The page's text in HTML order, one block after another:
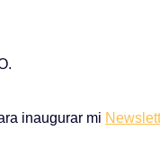
inaugurar mi